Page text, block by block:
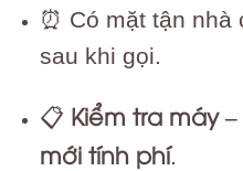
⏰ Có mặt tận nhà
sau khi gọi.
📋 Kiểm tra máy
mới tính phí.